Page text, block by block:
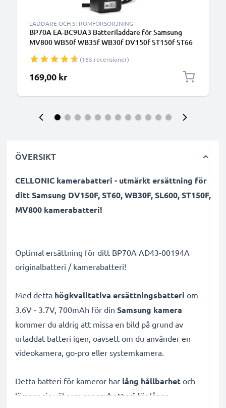
LADDARE OCH STRÖMFÖRSÖRJNING
BP70A EA-BC9UA3 Batteriladdare för Samsung
MV800 WB50f WB35f WB30f DV150f ST150f ST66
Kamerabatterier från CELLONIC
(165 recensioner)
169,00 kr
ÖVERSIKT
CELLONIC kamerabatteri - utmärkt ersättning för
ditt Samsung DV150F, ST60, WB30F, SL600, ST150F,
MV800 kamerabatteri!
Optimal ersättning för ditt BP70A AD43-00194A
originalbatteri / kamerabatteri!
Med detta högkvalitativa ersättningsbatteri om
3.6V - 3.7V, 700mAh för din Samsung kamera
kommer du aldrig att missa en bild på grund av
urladdat batteri igen, oavsett om du använder en
videokamera, go-pro eller systemkamera.
Detta batteri för kameror har lång hållbarhet och
lämpar sig väl som reservbatteri för långa